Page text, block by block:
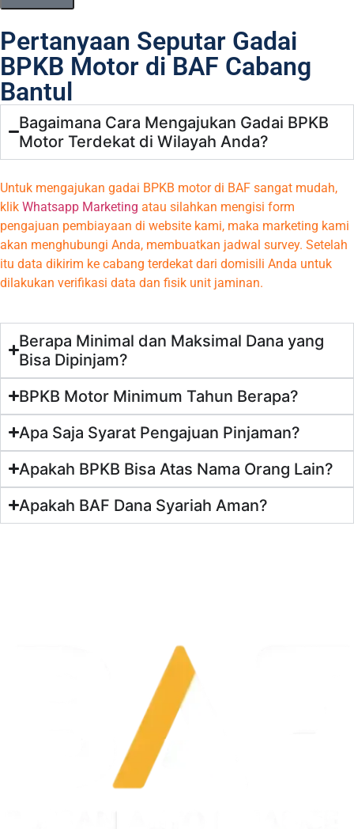
Pertanyaan Seputar Gadai
BPKB Motor di BAF Cabang
Bantul
Bagaimana Cara Mengajukan Gadai BPKB
Motor Terdekat di Wilayah Anda?
Untuk mengajukan gadai BPKB motor di BAF sangat mudah,
klik Whatsapp Marketing atau silahkan mengisi form
pengajuan pembiayaan di website kami, maka marketing kami
akan menghubungi Anda, membuatkan jadwal survey. Setelah
itu data dikirim ke cabang terdekat dari domisili Anda untuk
dilakukan verifikasi data dan fisik unit jaminan.
Berapa Minimal dan Maksimal Dana yang
Bisa Dipinjam?
BPKB Motor Minimum Tahun Berapa?
Apa Saja Syarat Pengajuan Pinjaman?
Apakah BPKB Bisa Atas Nama Orang Lain?
Apakah BAF Dana Syariah Aman?